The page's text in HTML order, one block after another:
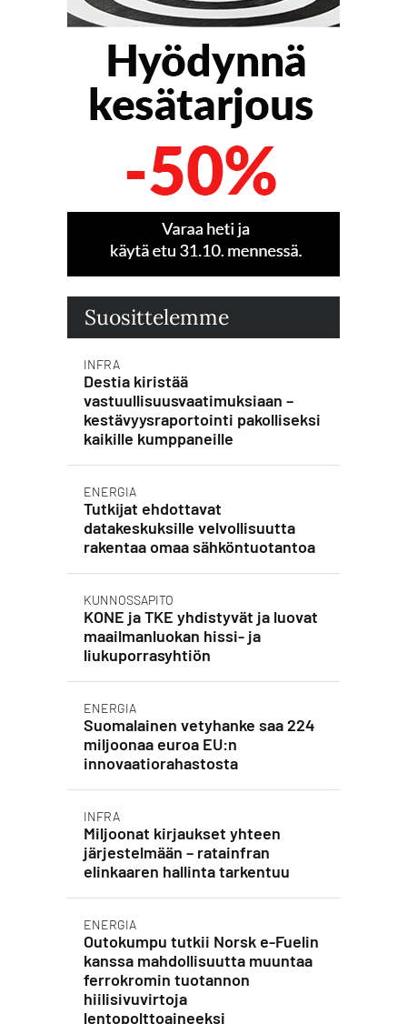
Suosittelemme
INFRA
Destia kiristää
vastuullisuusvaatimuksiaan –
kestävyysraportointi pakolliseksi
kaikille kumppaneille
ENERGIA
Tutkijat ehdottavat
datakeskuksille velvollisuutta
rakentaa omaa sähköntuotantoa
KUNNOSSAPITO
KONE ja TKE yhdistyvät ja luovat
maailmanluokan hissi- ja
liukuporrasyhtiön
ENERGIA
Suomalainen vetyhanke saa 224
miljoonaa euroa EU:n
innovaatiorahastosta
INFRA
Miljoonat kirjaukset yhteen
järjestelmään – ratainfran
elinkaaren hallinta tarkentuu
ENERGIA
Outokumpu tutkii Norsk e-Fuelin
kanssa mahdollisuutta muuntaa
ferrokromin tuotannon
hiilisivuvirtoja
lentopolttoaineeksi